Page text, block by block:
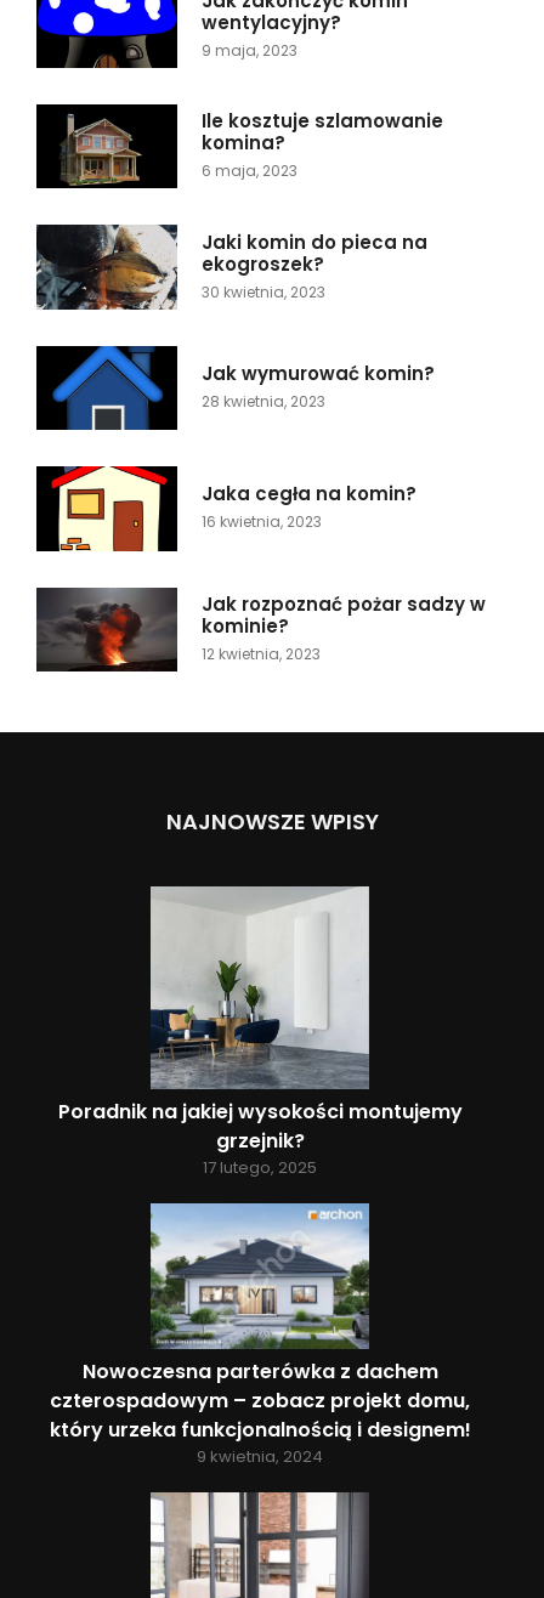
wentylacyjny?
9 maja, 2023
Ile kosztuje szlamowanie
komina?
6 maja, 2023
Jaki komin do pieca na
ekogroszek?
30 kwietnia, 2023
Jak wymurować komin?
28 kwietnia, 2023
Jaka cegła na komin?
16 kwietnia, 2023
Jak rozpoznać pożar sadzy w
kominie?
12 kwietnia, 2023
NAJNOWSZE WPISY
Poradnik na jakiej wysokości montujemy
grzejnik?
17 lutego, 2025
Nowoczesna parterówka z dachem
czterospadowym – zobacz projekt domu,
który urzeka funkcjonalnością i designem!
9 kwietnia, 2024